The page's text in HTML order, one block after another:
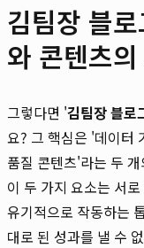
김팀장 블
와 콘텐츠
그렇다면 '김팀장 블로
요? 그 핵심은 '데이터
품질 콘텐츠'라는 두
이 두 가지 요소는 서
유기적으로 작동하는
대로 된 성과를 낼 수